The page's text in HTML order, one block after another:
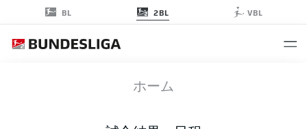
BL 2BL VBL
ホーム
OSN SGD